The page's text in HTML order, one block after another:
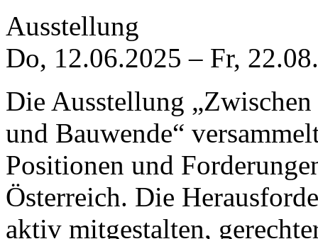
Ausstellung
Do, 12.06.2025 – Fr,
Die Ausstellung
und Bauwende“
Positionen und
Österreich. Die
aktiv mitgestalten,